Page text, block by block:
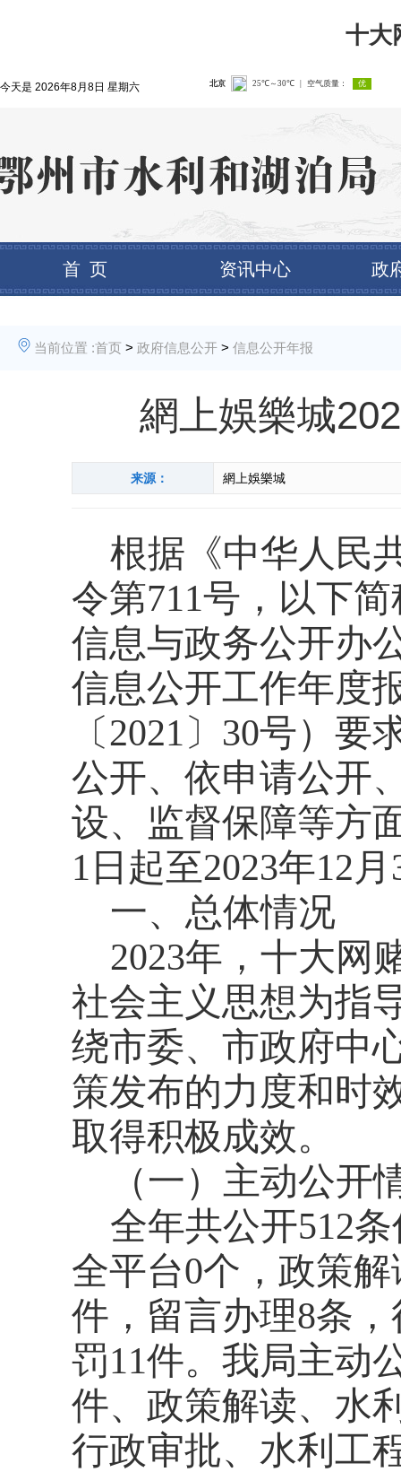
十大
今天是 2026年8月8日 星期六
首 页 资讯中心 政
当前位置 :首页 > 政府信息公开 > 信息公开年报
網上娛樂城
来源： 網上娛樂城
根据 《中华人民
令第711号，以下
信息与政务公开办
信息公开工作年度
〔2021〕30号）
公开、依申请公开
设、监督保障等方
1日起至2023年12
一、总体情况
2023年，十大网
社会主义思想为指
绕市委、 市政府中
策发布的力度和时
取得积极成效。
（一） 主动公开
全年共公开512条
全平台0个 ， 政策解
件， 留言办理8条 ，
罚11件。我局主动
件、政策解读、水
行政审批、水利工